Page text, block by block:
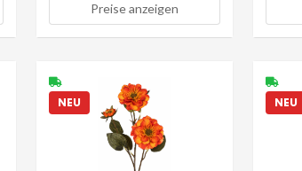
Preise anzeigen
NEU NEU